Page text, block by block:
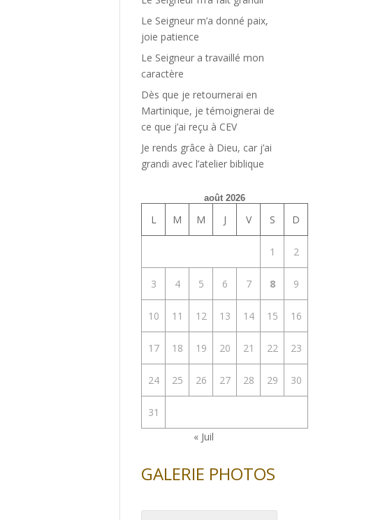
Le Seigneur m’a donné paix,
joie patience
Le Seigneur a travaillé mon
caractère
Dès que je retournerai en
Martinique, je témoignerai de
ce que j’ai reçu à CEV
Je rends grâce à Dieu, car j’ai
grandi avec l’atelier biblique
août 2026
L M M J V S D
1 2
3 4 5 6 7 8 9
10 11 12 13 14 15 16
17 18 19 20 21 22 23
24 25 26 27 28 29 30
31
« Juil
GALERIE PHOTOS